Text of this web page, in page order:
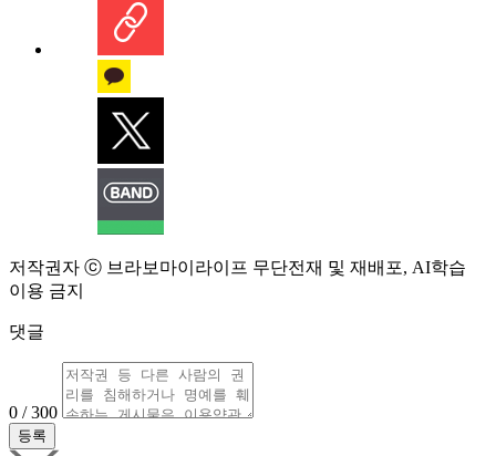
저작권자 ⓒ 브라보마이라이프 무단전재 및 재배포, AI학습
이용 금지
댓글
0 / 300